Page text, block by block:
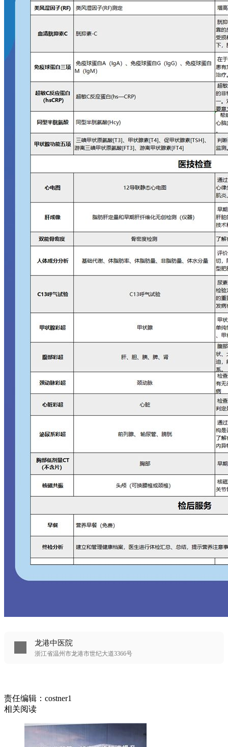
龙港中医院
浙江省温州市龙港市世纪大道3366号
责任编辑：costner1
相关阅读